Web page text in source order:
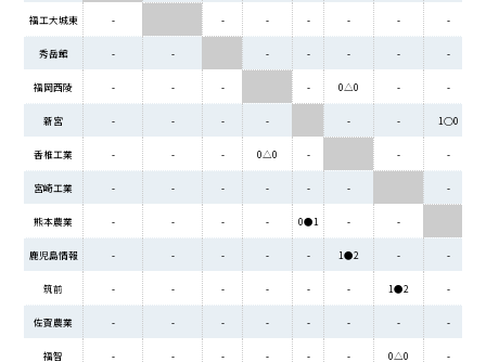
福工大城東 - - - - - - -
秀岳館 - - - - - - -
福岡西陵 - - - - 0△0 - -
新宮 - - - - - - 1○0
香椎工業 - - - 0△0 - - -
宮崎工業 - - - - - - -
熊本農業 - - - - 0●1 - -
鹿児島情報 - - - - - 1●2 - -
筑前 - - - - - - 1●2 -
佐賀農業 - - - - - - - -
福智 - - - - - - 0△0 -